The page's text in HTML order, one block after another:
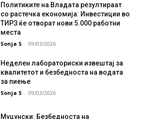
Политиките на Владата резултираат
со растечка економија: Инвестиции во
ТИРЗ ќе отворат нови 5.000 работни
места
Sonja S - 09/03/2026
Неделен лабораториски извештај за
квалитетот и безбедноста на водата
за пиење
Sonja S - 09/03/2026
Муцунски: Безбедноста на